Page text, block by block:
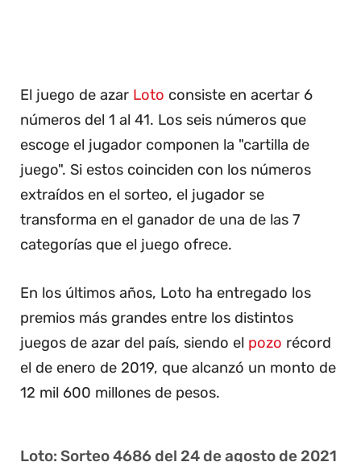
El juego de azar Loto consiste en acertar 6
números del 1 al 41. Los seis números que
escoge el jugador componen la "cartilla de
juego". Si estos coinciden con los números
extraídos en el sorteo, el jugador se
transforma en el ganador de una de las 7
categorías que el juego ofrece.
En los últimos años, Loto ha entregado los
premios más grandes entre los distintos
juegos de azar del país, siendo el pozo récord
el de enero de 2019, que alcanzó un monto de
12 mil 600 millones de pesos.
Loto: Sorteo 4686 del 24 de agosto de 2021